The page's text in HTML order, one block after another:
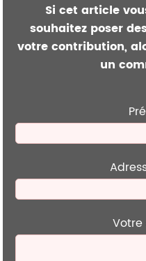
Si cet article
souhaitez poser
votre contribution,
un